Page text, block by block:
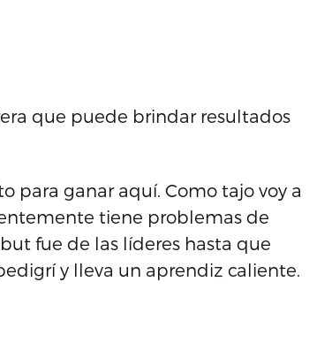
que puede brindar resultados
para ganar aquí. Como tajo voy a
tiene problemas de
fue de las líderes hasta que
y lleva un aprendiz caliente.